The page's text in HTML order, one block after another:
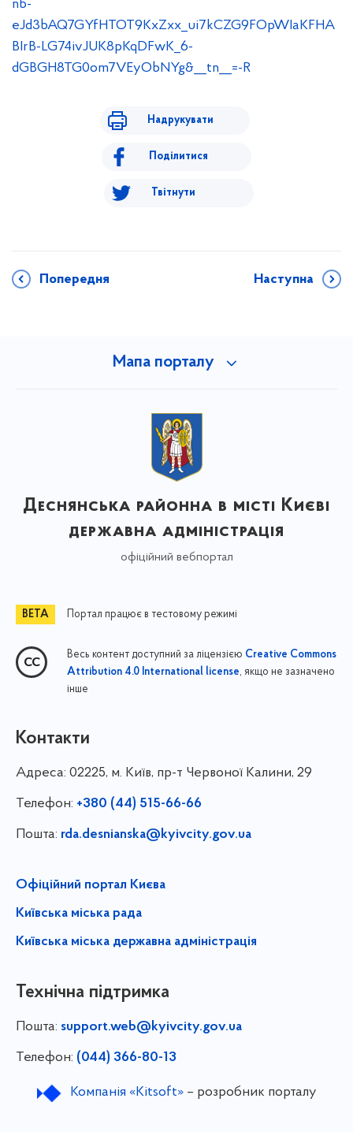
nb-
eJd3bAQ7GYfHTOT9KxZxx_ui7kCZG9FOpWIaKFHA
BIrB-LG74ivJUK8pKqDFwK_6-
dGBGH8TG0om7VEyObNYg&__tn__=-R
Надрукувати
Поділитися
Твітнути
Попередня Наступна
Мапа порталу
Деснянська районна в місті Києві
державна адміністрація
офіційний вебпортал
Портал працює в тестовому режимі
Весь контент доступний за ліцензією Creative Commons
Attribution 4.0 International license, якщо не зазначено
інше
Контакти
Адреса: 02225, м. Київ, пр-т Червоної Калини, 29
Телефон: +380 (44) 515-66-66
Пошта: rda.desnianska@kyivcity.gov.ua
Офіційний портал Києва
Київська міська рада
Київська міська державна адміністрація
Технічна підтримка
Пошта: support.web@kyivcity.gov.ua
Телефон: (044) 366-80-13
Компанія «Kitsoft»– розробник порталу